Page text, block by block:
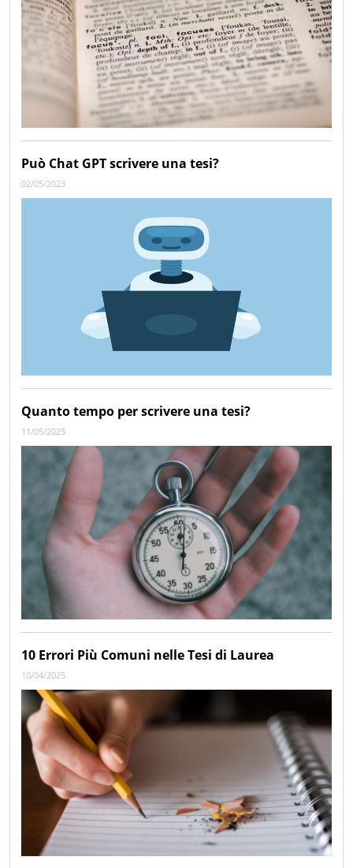
Può Chat GPT scrivere una tesi?
02/05/2023
Quanto tempo per scrivere una tesi?
11/05/2025
10 Errori Più Comuni nelle Tesi di Laurea
10/04/2025